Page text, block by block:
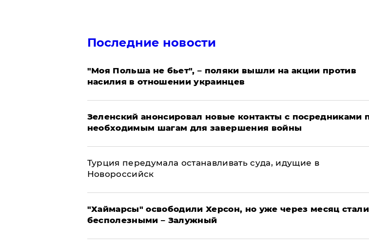
Последние новости
"Моя Польша не бьет", – поляки вышли на акции против
насилия в отношении украинцев
Зеленский анонсировал новые контакты с посредниками
необходимым шагам для завершения войны
Турция передумала останавливать суда, идущие в
Новороссийск
"Хаймарсы" освободили Херсон, но уже через месяц стали
бесполезными – Залужный